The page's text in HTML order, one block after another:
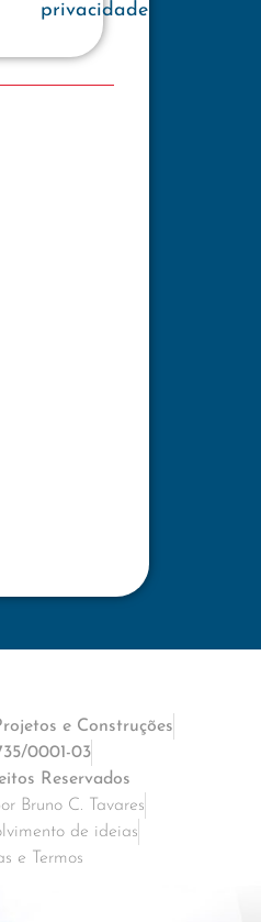
privacidade
e Construções
0001-03
Reservados
Bruno C. Tavares
de ideias
e Termos